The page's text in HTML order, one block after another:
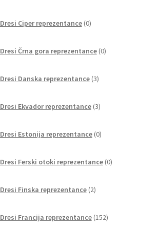
Dresi Ciper reprezentance 0izdelkov
Dresi Črna gora reprezentance 0izdelkov
Dresi Danska reprezentance 3izdelki
Dresi Ekvador reprezentance 3izdelki
Dresi Estonija reprezentance 0izdelkov
Dresi Ferski otoki reprezentance 0izdelkov
Dresi Finska reprezentance 2izdelka
Dresi Francija reprezentance 152izdelkov